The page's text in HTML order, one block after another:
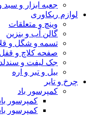
جعبه ابزار و سبد
لوازم ریکاوری
وینچ و متعلقات
گالن آب و بنزین
تسمه و شگل و
صفحه کلاچ و
جک لیفت و
بیل و تبر و اره
چرخ و تایر
کمپرسور باد
کمپرسور
کمپرسور